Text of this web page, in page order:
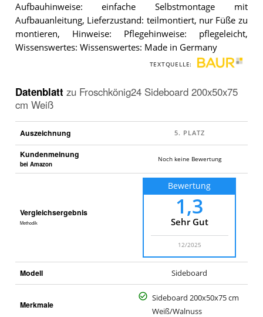
Aufbauhinweise: einfache Selbstmontage mit
Aufbauanleitung, Lieferzustand: teilmontiert, nur Füße zu
montieren, Hinweise: Pflegehinweise: pflegeleicht,
Wissenswertes: Wissenswertes: Made in Germany
TEXTQUELLE:
Datenblatt zu Froschkönig24 Sideboard 200x50x75
cm Weiß
Auszeichnung
Kundenmeinung
bei Amazon
Noch keine Bewertung
Vergleichsergebnis
Methodik
Bewertung
1,3
Sehr Gut
12/2025
Modell Sideboard
Merkmale
Sideboard 200x50x75 cm
Weiß/Walnuss